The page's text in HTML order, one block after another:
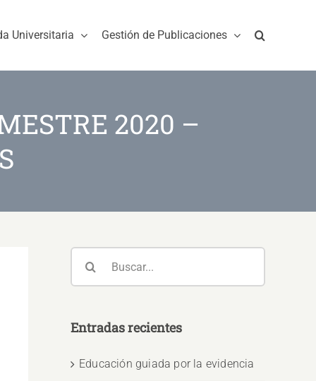
Universitaria Gestión de Publicaciones
2020 –
Entradas recientes
Educación guiada por la evidencia